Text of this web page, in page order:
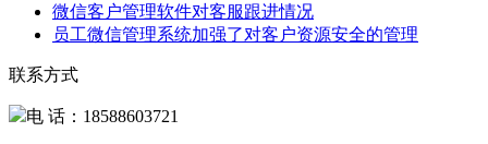
微信客户管理软件对客服跟进情况
员工微信管理系统加强了对客户资源安全的管理
联系方式
电 话：18588603721